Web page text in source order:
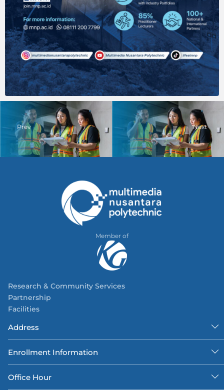
Prev Next
Member of
Research & Community Services
Partnership
Facilities
Address
Enrollment Information
Office Hour